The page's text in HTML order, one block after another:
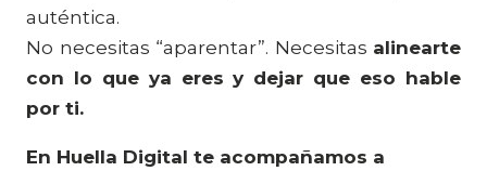
auténtica.
No necesitas “aparentar”. Necesitas alinearte
con lo que ya eres y dejar que eso hable
por ti.
En Huella Digital te acompañamos a